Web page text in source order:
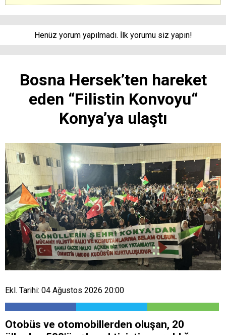
Henüz yorum yapılmadı. İlk yorumu siz yapın!
Bosna Hersek’ten hareket
eden “Filistin Konvoyu“
Konya’ya ulaştı
Ekl. Tarihi: 04 Ağustos 2026 20:00
Otobüs ve otomobillerden oluşan, 20